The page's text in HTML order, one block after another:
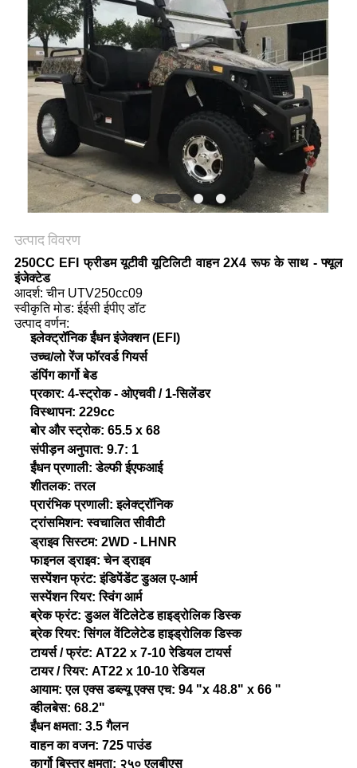
साइटमैप
गोपनीयता
नीति
उत्पाद विवरण
250CC EFI फ्रीडम यूटीवी यूटिलिटी वाहन 2X4 रूफ के साथ - फ्यूल
इंजेक्टेड
आदर्श: चीन UTV250cc09
स्वीकृति मोड: ईईसी ईपीए डॉट
उत्पाद वर्णन:
इलेक्ट्रॉनिक ईंधन इंजेक्शन (EFI)
उच्च/लो रेंज फॉरवर्ड गियर्स
डंपिंग कार्गो बेड
प्रकार: 4-स्ट्रोक - ओएचवी / 1-सिलेंडर
विस्थापन: 229cc
बोर और स्ट्रोक: 65.5 x 68
संपीड़न अनुपात: 9.7: 1
ईंधन प्रणाली: डेल्फी ईएफआई
शीतलक: तरल
प्रारंभिक प्रणाली: इलेक्ट्रॉनिक
ट्रांसमिशन: स्वचालित सीवीटी
ड्राइव सिस्टम: 2WD - LHNR
फाइनल ड्राइव: चेन ड्राइव
सस्पेंशन फ्रंट: इंडिपेंडेंट डुअल ए-आर्म
सस्पेंशन रियर: स्विंग आर्म
ब्रेक फ्रंट: डुअल वेंटिलेटेड हाइड्रोलिक डिस्क
ब्रेक रियर: सिंगल वेंटिलेटेड हाइड्रोलिक डिस्क
टायर्स / फ्रंट: AT22 x 7-10 रेडियल टायर्स
टायर / रियर: AT22 x 10-10 रेडियल
आयाम: एल एक्स डब्ल्यू एक्स एच: 94 "x 48.8" x 66 "
व्हीलबेस: 68.2"
ईंधन क्षमता: 3.5 गैलन
वाहन का वजन: 725 पाउंड
कार्गो बिस्तर क्षमता: २५० एलबीएस